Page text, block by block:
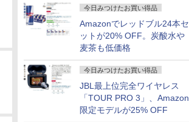
今日みつけたお買い得品
Amazonでレッドブル24本セ
ットが20% OFF。炭酸水や
麦茶も低価格
今日みつけたお買い得品
JBL最上位完全ワイヤレス
「TOUR PRO 3」、Amazon
限定モデルが25% OFF